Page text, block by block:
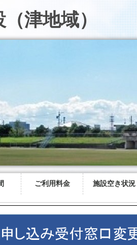
津地域）
ご利用料金 施設空き状況